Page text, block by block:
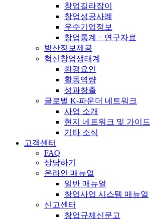
창업길라잡이
창업성공사례
우수기업정보
창업통계ㆍ연구자료
방산정보제공
혁신창업생태계
환경요인
활동역량
성과창출
글로벌 K-파운더 네트워크
사업 소개
현지 네트워크 및 가이드
기타 소식
고객센터
FAQ
상담하기
온라인 매뉴얼
일반 매뉴얼
창업사업 시스템 매뉴얼
신고센터
창업규제신문고